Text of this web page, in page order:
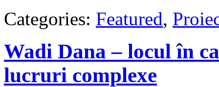
Categories: Featured,
Wadi Dana – locul în
lucruri complexe